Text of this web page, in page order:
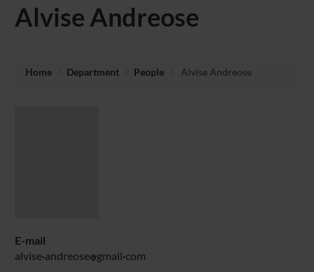
Alvise Andreose
Home Department People Alvise Andreose
E-mail
alvise andreose gmail com